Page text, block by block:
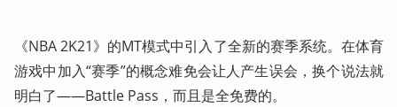
《NBA 2K21》的MT模式中引入了全新的赛季系统。在体育
游戏中加入“赛季”的概念难免会让人产生误会，换个说法就
明白了——Battle Pass，而且是全免费的。